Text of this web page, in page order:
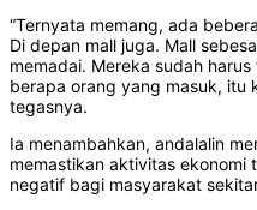
“Ternyata memang, ada
Di depan mall juga. Mall
memadai. Mereka sudah
berapa orang yang masuk, itu
tegasnya.
Ia menambahkan, andalalin
memastikan aktivitas ekonomi
negatif bagi masyarakat